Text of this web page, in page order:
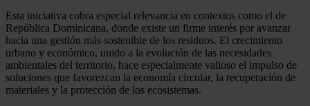
Esta iniciativa cobra especial relevancia en contextos como el de
República Dominicana, donde existe un firme interés por avanzar
hacia una gestión más sostenible de los residuos. El crecimiento
urbano y económico, unido a la evolución de las necesidades
ambientales del territorio, hace especialmente valioso el impulso de
soluciones que favorezcan la economía circular, la recuperación de
materiales y la protección de los ecosistemas.